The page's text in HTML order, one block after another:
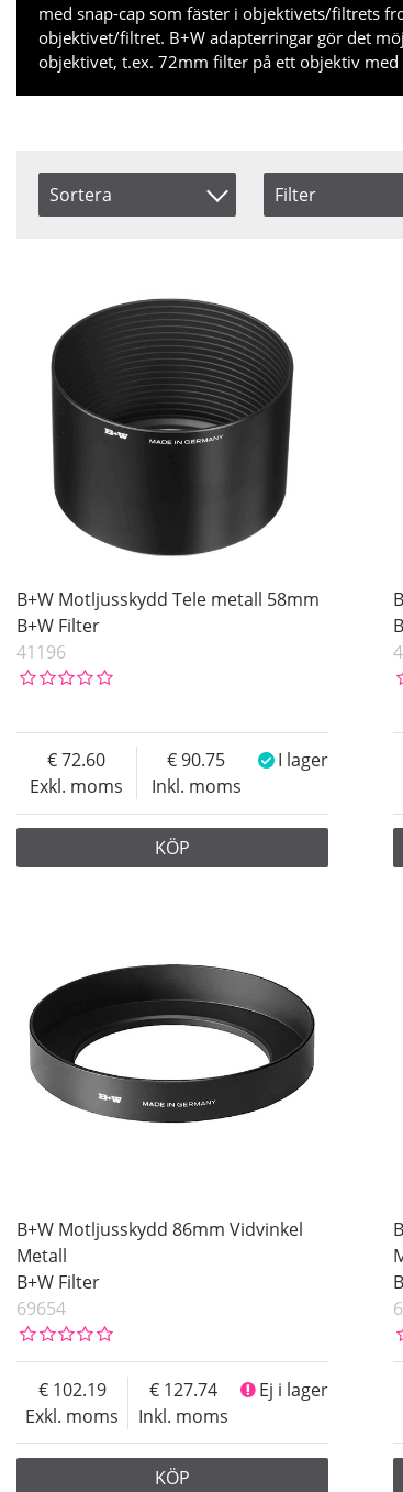
med snap-cap som fäster i objektivets/filtrets
objektivet/filtret. B+W adapterringar gör det
objektivet, t.ex. 72mm filter på ett objektiv
Sortera
Benämning
Size
Filter
Pris
B+W Motljusskydd Tele metall 58mm
B+W Filter
41196
Exkl. moms
72.60
Inkl. moms
90.75 I lager
KÖP
B+W Motljusskydd 86mm Vidvinkel
Metall
B+W Filter
69654
Exkl. moms
102.19
Inkl. moms
127.74 Ej i lager
KÖP